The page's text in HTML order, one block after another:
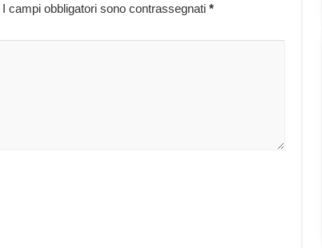
I campi obbligatori sono contrassegnati *